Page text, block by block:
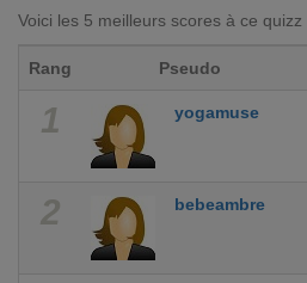
Voici les 5 meilleurs scores à ce quizz
Rang Pseudo
1 yogamuse
2 bebeambre